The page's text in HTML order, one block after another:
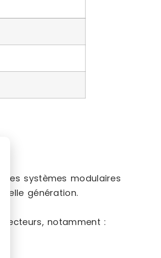
des systèmes modulaires
génération.
notamment :